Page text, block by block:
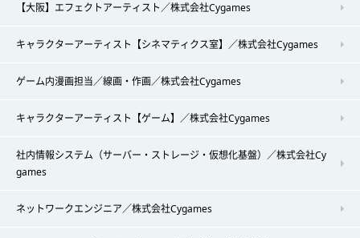
【大阪】エフェクトアーティスト／株式会社Cygames
キャラクターアーティスト【シネマティクス室】／株式会社Cygames
ゲーム内漫画担当／線画・作画／株式会社Cygames
キャラクターアーティスト【ゲーム】／株式会社Cygames
社内情報システム（サーバー・ストレージ・仮想化基盤）／株式会社Cy
games
ネットワークエンジニア／株式会社Cygames